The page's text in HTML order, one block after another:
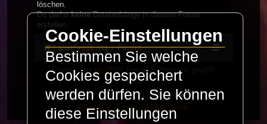
löschen.
Du darfstkeineDateianhänge in diesem Forum
erstellen.
LaserFreak.net Forum
Powered by phpBB
® Forum Software © phpBB
Limited
Deutsche Übersetzung durchphpBB.de
PRIVACY_LINK| TERMS_LINK
Cookie-Einstellungen
Bestimmen Sie welche
Cookies gespeichert
werden dürfen. Sie können
diese Einstellungen